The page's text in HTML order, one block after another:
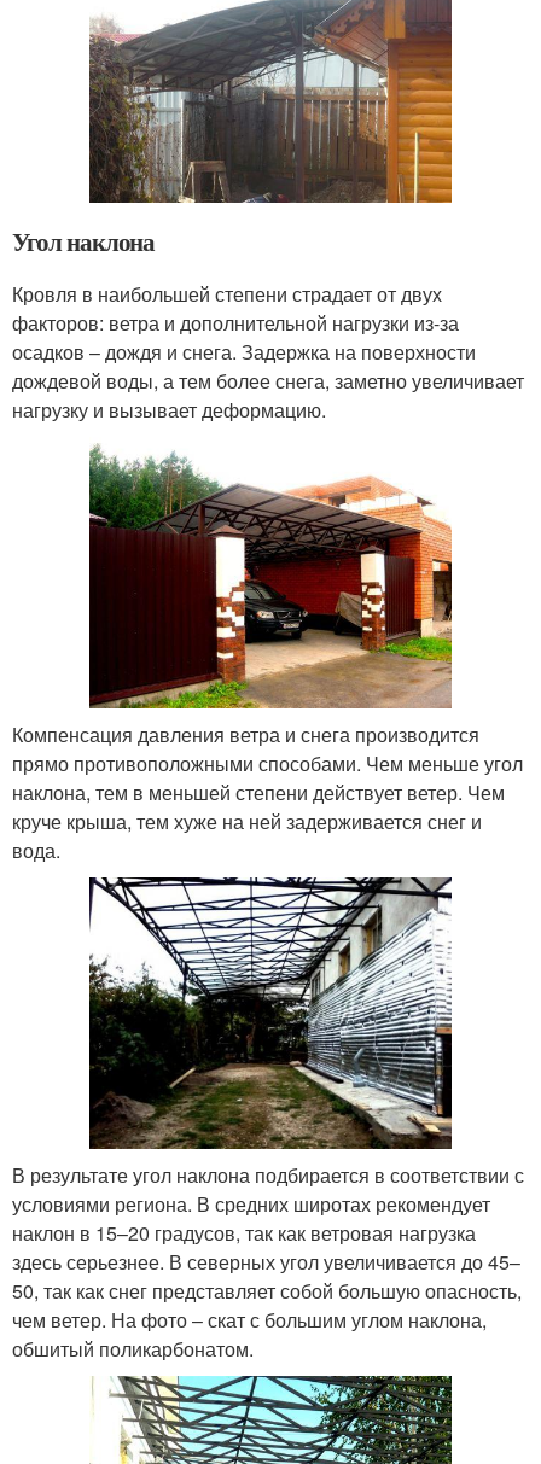
Угол наклона
Кровля в наибольшей степени страдает от двух
факторов: ветра и дополнительной нагрузки из-за
осадков – дождя и снега. Задержка на поверхности
дождевой воды, а тем более снега, заметно увеличивает
нагрузку и вызывает деформацию.
Компенсация давления ветра и снега производится
прямо противоположными способами. Чем меньше угол
наклона, тем в меньшей степени действует ветер. Чем
круче крыша, тем хуже на ней задерживается снег и
вода.
В результате угол наклона подбирается в соответствии с
условиями региона. В средних широтах рекомендует
наклон в 15–20 градусов, так как ветровая нагрузка
здесь серьезнее. В северных угол увеличивается до 45–
50, так как снег представляет собой большую опасность,
чем ветер. На фото – скат с большим углом наклона,
обшитый поликарбонатом.